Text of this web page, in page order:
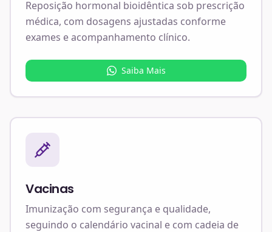
Reposição hormonal bioidêntica sob prescrição
médica, com dosagens ajustadas conforme
exames e acompanhamento clínico.
Saiba Mais
Vacinas
Imunização com segurança e qualidade,
seguindo o calendário vacinal e com cadeia de